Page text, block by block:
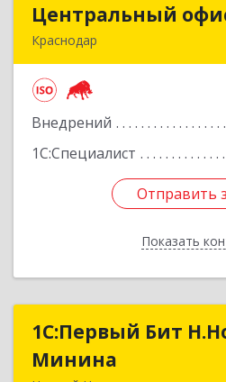
Центральный
Краснодар
Внедрений
1С:Специалист
Отправить
Показать
Монтажников ул,
Отправить
Назад
1С:Первый Бит
Минина
1С:Первый Бит